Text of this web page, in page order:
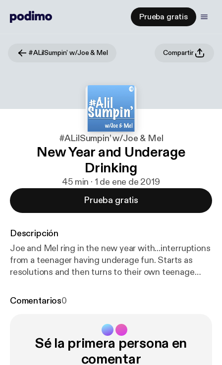
Prueba gratis
#ALilSumpin’ w/Joe & Mel Compartir
#ALilSumpin’ w/Joe & Mel
New Year and Underage
Drinking
45 min · 1 de ene de 2019
Prueba gratis
Descripción
Joe and Mel ring in the new year with...interruptions
from a teenager having underage fun. Starts as
resolutions and then turns to their own teenage
podcast:
https://anchor.fm/sumpin/support
Comentarios0
Sé la primera persona en
comentar